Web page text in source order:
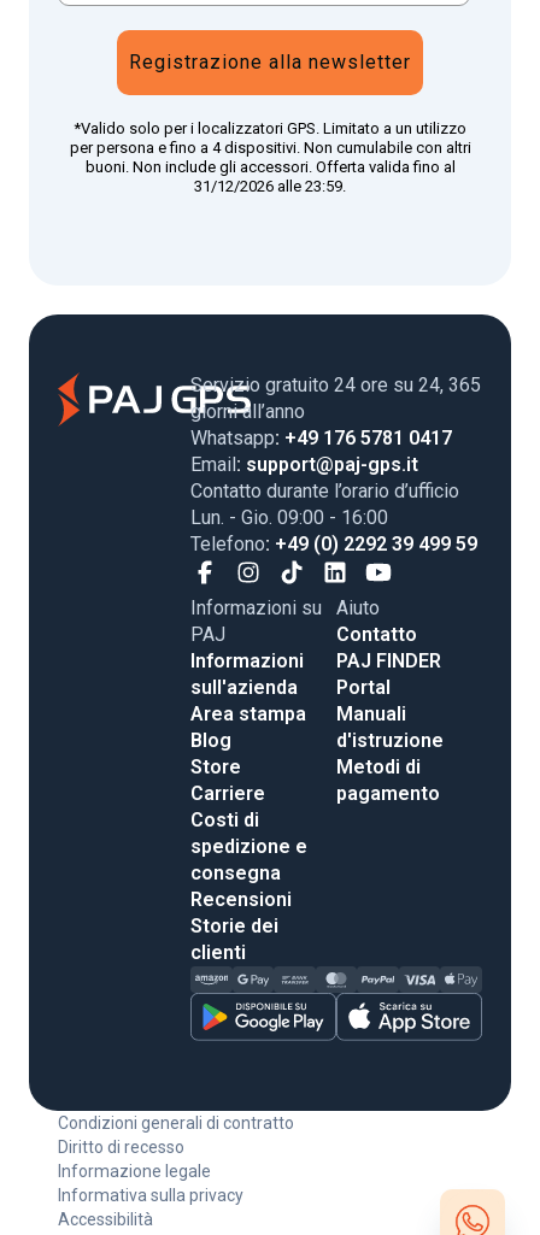
Registrazione alla newsletter
*Valido solo per i localizzatori GPS. Limitato a un utilizzo
per persona e fino a 4 dispositivi. Non cumulabile con altri
buoni. Non include gli accessori. Offerta valida fino al
31/12/2026 alle 23:59.
Servizio gratuito 24 ore su 24, 365
giorni all’anno
Whatsapp: +49 176 5781 0417
Email: support@paj-gps.it
Contatto durante l’orario d’ufficio
Lun. - Gio. 09:00 - 16:00
Telefono: +49 (0) 2292 39 499 59
Informazioni su
PAJ
Informazioni
sull'azienda
Area stampa
Blog
Store
Carriere
Costi di
spedizione e
consegna
Recensioni
Storie dei
clienti
Aiuto
Contatto
PAJ FINDER
Portal
Manuali
d'istruzione
Metodi di
pagamento
Condizioni generali di contratto
Diritto di recesso
Informazione legale
Informativa sulla privacy
Accessibilità